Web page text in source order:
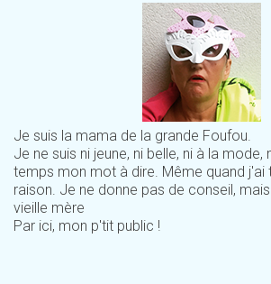
Je suis la mama de la grande Foufou.
Je ne suis ni jeune, ni belle, ni à la mode,
temps mon mot à dire. Même quand j'ai
raison. Je ne donne pas de conseil,
vieille mère
Par ici, mon p'tit public !